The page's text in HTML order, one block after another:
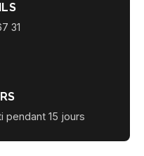
31
pendant 15 jours